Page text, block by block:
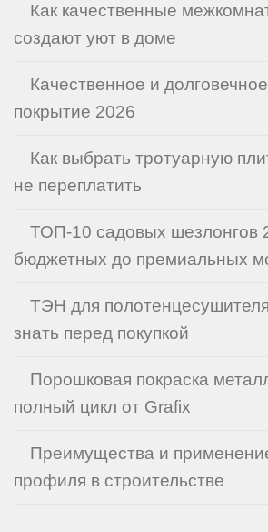
Как качественные
создают уют в доме
Качественное и
покрытие 2026
Как выбрать тротуарную
не переплатить
ТОП-10 садовых шезлонгов
бюджетных до премиальных
ТЭН для
знать перед покупкой
Порошковая покраска
полный цикл от Grafix
Преимущества и
профиля в строительстве